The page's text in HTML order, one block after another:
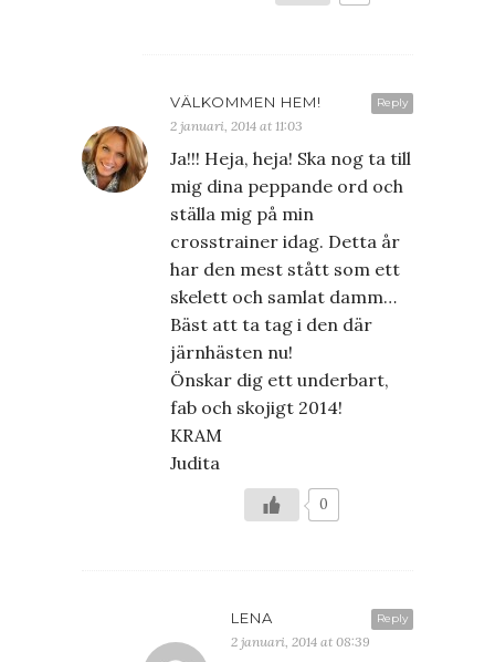
Reply
VÄLKOMMEN HEM!
2 januari, 2014 at 11:03
Ja!!! Heja, heja! Ska nog ta till
mig dina peppande ord och
ställa mig på min
crosstrainer idag. Detta år
har den mest stått som ett
skelett och samlat damm…
Bäst att ta tag i den där
järnhästen nu!
Önskar dig ett underbart,
fab och skojigt 2014!
KRAM
Judita
0
Reply
LENA
2 januari, 2014 at 08:39